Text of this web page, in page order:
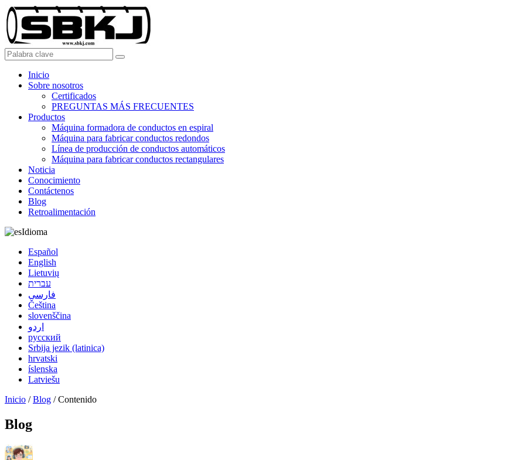
Inicio
Sobre nosotros
Certificados
PREGUNTAS MÁS FRECUENTES
Productos
Máquina formadora de conductos en espiral
Máquina para fabricar conductos redondos
Línea de producción de conductos automáticos
Máquina para fabricar conductos rectangulares
Noticia
Conocimiento
Contáctenos
Blog
Retroalimentación
Idioma
Español
English
Lietuvių
עברית
فارسی
Čeština
slovenščina
اردو
русский
Srbija jezik (latinica)
hrvatski
íslenska
Latviešu
Inicio /Blog / Contenido
Blog